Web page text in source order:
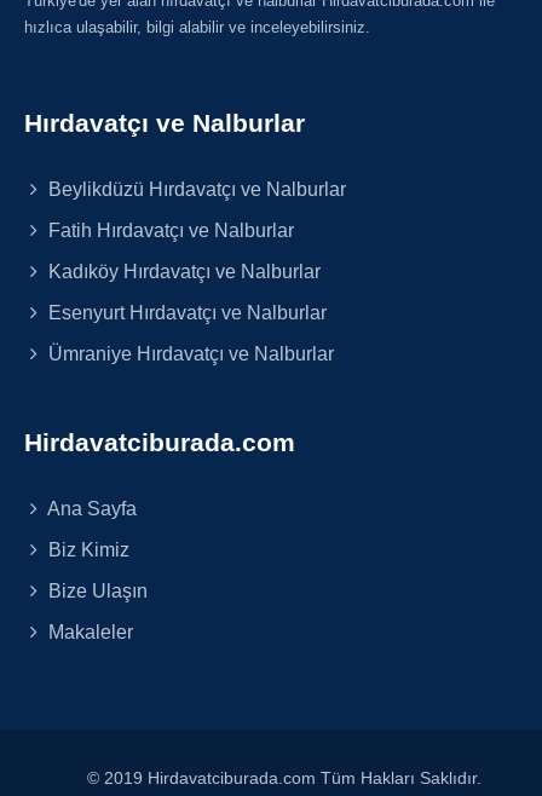
hızlıca ulaşabilir, bilgi alabilir ve inceleyebilirsiniz.
Hırdavatçı ve Nalburlar
Beylikdüzü Hırdavatçı ve Nalburlar
Fatih Hırdavatçı ve Nalburlar
Kadıköy Hırdavatçı ve Nalburlar
Esenyurt Hırdavatçı ve Nalburlar
Ümraniye Hırdavatçı ve Nalburlar
Hirdavatciburada.com
Ana Sayfa
Biz Kimiz
Bize Ulaşın
Makaleler
© 2019 Hirdavatciburada.com Tüm Hakları Saklıdır.